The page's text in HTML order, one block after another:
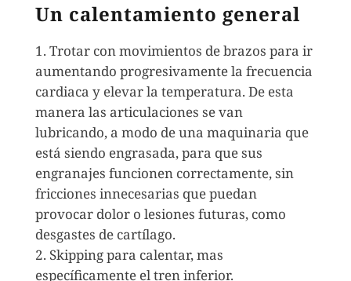
Un calentamiento general
Trotar con movimientos de brazos para ir
aumentando progresivamente la frecuencia
cardiaca y elevar la temperatura. De esta
manera las articulaciones se van
lubricando, a modo de una maquinaria que
está siendo engrasada, para que sus
engranajes funcionen correctamente, sin
fricciones innecesarias que puedan
provocar dolor o lesiones futuras, como
desgastes de cartílago.
Skipping para calentar, mas
específicamente el tren inferior.